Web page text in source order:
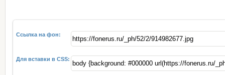
Ссылка на фон:
Для вставки в CSS: